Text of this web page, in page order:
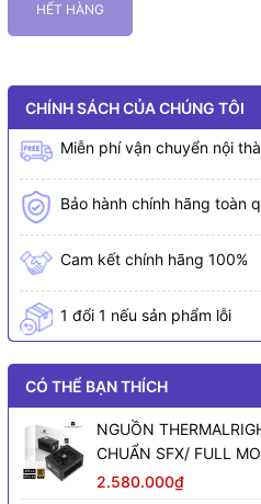
HẾT HÀNG
CHÍNH SÁCH CỦA CHÚNG TÔI
Miễn phí vận chuyển nội
Bảo hành chính hãng toàn
Cam kết chính hãng 100%
1 đổi 1 nếu sản phẩm lỗi
CÓ THỂ BẠN THÍCH
NGUỒN
CHUẨN SFX/ FULL
2.580.000₫